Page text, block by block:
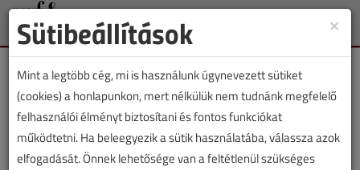
Toggle
Lapszám:
×
Sütibeállítások
Mint a legtöbb cég, mi is használunk úgynevezett sütiket
(cookies) a honlapunkon, mert nélkülük nem tudnánk megfelelő
felhasználói élményt biztosítani és fontos funkciókat
működtetni. Ha beleegyezik a sütik használatába, válassza azok
elfogadását. Önnek lehetősége van a feltétlenül szükséges